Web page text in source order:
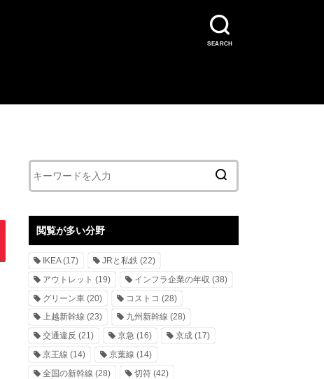
SEARCH
閲覧が多い分野
IKEA(17) JRと私鉄 (22)
アウトレット (19) インフラ企業の年収 (38)
グリーン車 (20) コストコ (28)
上越新幹線 (23) 九州新幹線 (28)
交通違反 (21) 京急 (16) 京成(17)
京王線 (14) 京葉線 (14)
全国の新幹線 (28) 切符(42)